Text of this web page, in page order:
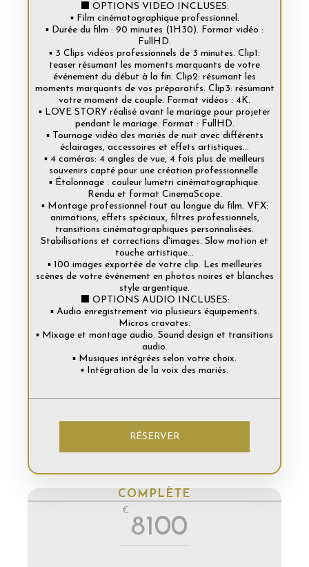
⬛ OPTIONS VIDEO INCLUSES:
▪️ Film cinématographique professionnel.
▪️ Durée du film : 90 minutes (1H30). Format vidéo :
FullHD.
▪️ 3 Clips vidéos professionnels de 3 minutes. Clip1:
teaser résumant les moments marquants de votre
événement du début à la fin. Clip2: résumant les
moments marquants de vos préparatifs. Clip3: résumant
votre moment de couple. Format vidéos : 4K.
▪️ LOVE STORY réalisé avant le mariage pour projeter
pendant le mariage. Format : FullHD.
▪️ Tournage vidéo des mariés de nuit avec différents
éclairages, accessoires et effets artistiques...
▪️ 4 caméras: 4 angles de vue, 4 fois plus de meilleurs
souvenirs capté pour une création professionnelle.
▪️ Étalonnage : couleur lumetri cinématographique.
Rendu et format CinemaScope.
▪️ Montage professionnel tout au longue du film. VFX:
animations, effets spéciaux, filtres professionnels,
transitions cinématographiques personnalisées.
Stabilisations et corrections d'images. Slow motion et
touche artistique...
▪️ 100 images exportée de votre clip. Les meilleures
scènes de votre événement en photos noires et blanches
style argentique.
⬛ OPTIONS AUDIO INCLUSES:
▪️ Audio enregistrement via plusieurs équipements.
Micros cravates.
▪️ Mixage et montage audio. Sound design et transitions
audio.
▪️ Musiques intégrées selon votre choix.
▪️ Intégration de la voix des mariés.
RÉSERVER
COMPLÈTE
€
8100